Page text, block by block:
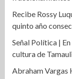
Recibe Rossy
quinto año
Señal Política |
cultura de
Abraham Vargas